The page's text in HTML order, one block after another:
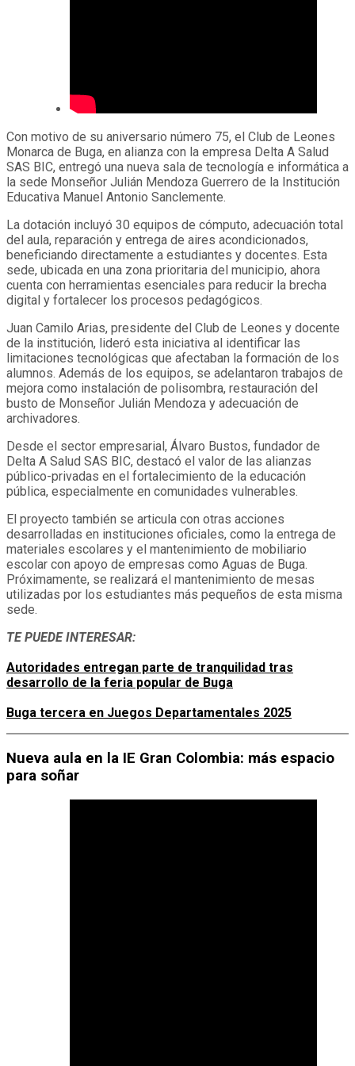
Con motivo de su aniversario número 75, el Club de Leones
Monarca de Buga, en alianza con la empresa Delta A Salud
SAS BIC, entregó una nueva sala de tecnología e informática a
la sede Monseñor Julián Mendoza Guerrero de la Institución
Educativa Manuel Antonio Sanclemente.
La dotación incluyó 30 equipos de cómputo, adecuación total
del aula, reparación y entrega de aires acondicionados,
beneficiando directamente a estudiantes y docentes. Esta
sede, ubicada en una zona prioritaria del municipio, ahora
cuenta con herramientas esenciales para reducir la brecha
digital y fortalecer los procesos pedagógicos.
Juan Camilo Arias, presidente del Club de Leones y docente
de la institución, lideró esta iniciativa al identificar las
limitaciones tecnológicas que afectaban la formación de los
alumnos. Además de los equipos, se adelantaron trabajos de
mejora como instalación de polisombra, restauración del
busto de Monseñor Julián Mendoza y adecuación de
archivadores.
Desde el sector empresarial, Álvaro Bustos, fundador de
Delta A Salud SAS BIC, destacó el valor de las alianzas
público-privadas en el fortalecimiento de la educación
pública, especialmente en comunidades vulnerables.
El proyecto también se articula con otras acciones
desarrolladas en instituciones oficiales, como la entrega de
materiales escolares y el mantenimiento de mobiliario
escolar con apoyo de empresas como Aguas de Buga.
Próximamente, se realizará el mantenimiento de mesas
utilizadas por los estudiantes más pequeños de esta misma
sede.
TE PUEDE INTERESAR:
Autoridades entregan parte de tranquilidad tras
desarrollo de la feria popular de Buga
Buga tercera en Juegos Departamentales 2025
Nueva aula en la IE Gran Colombia: más espacio
para soñar